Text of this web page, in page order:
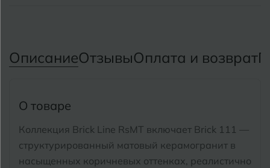
ОписаниеОтзывыОплата и возврат
О товаре
Коллекция Brick Line RsMT включает Brick 111 —
структурированный матовый керамогранит в
насыщенных коричневых оттенках, реалистично
Е Евпатория
Ижевск
Темрюк
Тольятти
Томск